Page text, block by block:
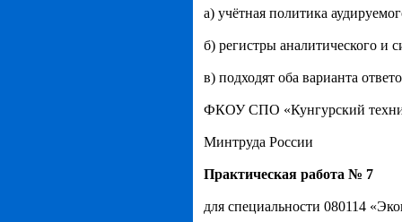
а) учётная политика
б) регистры аналитического и
в) подходят оба варианта
ФКОУ СПО «Кунгурский
Минтруда России
Практическая работа № 7
для специальности 080114